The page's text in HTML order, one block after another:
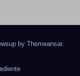
by Themeansar.